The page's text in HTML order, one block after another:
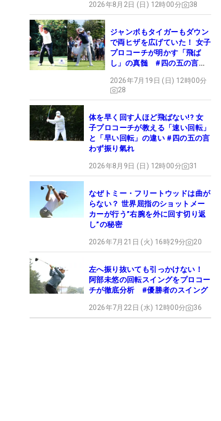
2026年8月2日 (日) 12時00分 38
ジャンボもタイガーもダウン
で両ヒザを広げていた！ 女子
プロコーチが明かす「飛ば
し」の真髄 #四の五の言わ
2026年7月19日 (日) 12時00分
28
体を早く回す人ほど飛ばない!? 女
子プロコーチが教える「速い回転」
と「早い回転」の違い #四の五の言
わず振り氣れ
2026年8月9日 (日) 12時00分 31
なぜトミー・フリートウッドは曲が
らない？ 世界屈指のショットメー
カーが行う”右腕を外に回す切り返
し”の秘密
2026年7月21日 (火) 16時29分 20
左へ振り抜いても引っかけない！
阿部未悠の回転スイングをプロコー
チが徹底分析 #優勝者のスイング
2026年7月22日 (水) 12時00分 36